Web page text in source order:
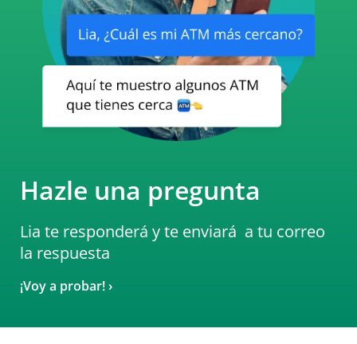
Hazle una pregunta
Lia te responderá y te enviará a tu correo
la respuesta
¡Voy a probar! ›